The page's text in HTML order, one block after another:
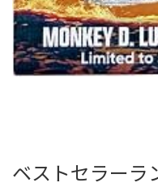
ベストセラーラ